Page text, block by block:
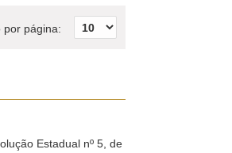
por página:
Estadual nº 5, de